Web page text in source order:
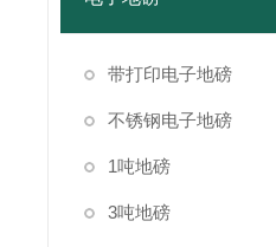
带打印电子地磅
不锈钢电子地磅
1吨地磅
3吨地磅